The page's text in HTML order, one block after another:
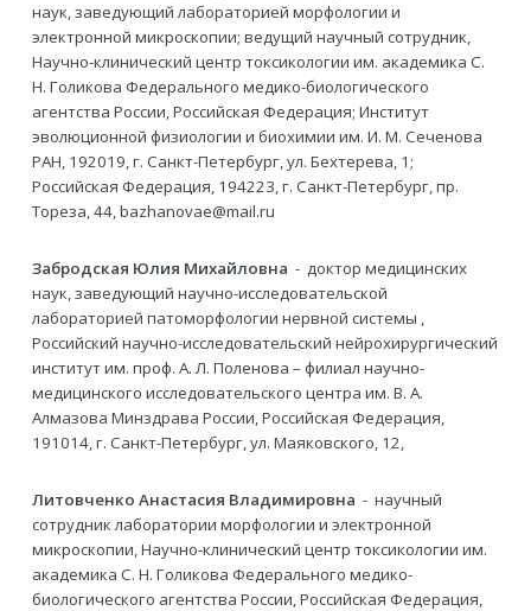
наук, заведующий лабораторией морфологии и
электронной микроскопии; ведущий научный сотрудник,
Научно-клинический центр токсикологии им. академика С.
Н. Голикова Федерального медико-биологического
агентства России, Российская Федерация; Институт
эволюционной физиологии и биохимии им. И. М. Сеченова
РАН, 192019, г. Санкт-Петербург, ул. Бехтерева, 1;
Российская Федерация, 194223, г. Санкт-Петербург, пр.
Тореза, 44, bazhanovae@mail.ru
Забродская Юлия Михайловна - доктор медицинских
наук, заведующий научно-исследовательской
лабораторией патоморфологии нервной системы ,
Российский научно-исследовательский нейрохирургический
институт им. проф. А. Л. Поленова – филиал научно-
медицинского исследовательского центра им. В. А.
Алмазова Минздрава России, Российская Федерация,
191014, г. Санкт-Петербург, ул. Маяковского, 12,
Литовченко Анастасия Владимировна - научный
сотрудник лаборатории морфологии и электронной
микроскопии, Научно-клинический центр токсикологии им.
академика С. Н. Голикова Федерального медико-
биологического агентства России, Российская Федерация,